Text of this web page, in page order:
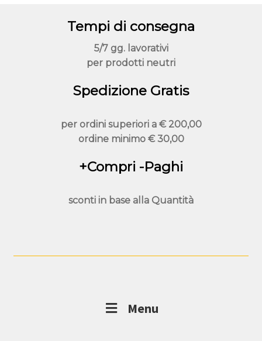
Tempi di consegna
5/7 gg. lavorativi
per prodotti neutri
Spedizione Gratis
per ordini superiori a € 200,00
ordine minimo€ 30,00
+Compri -Paghi
sconti in base alla Quantità
Menu